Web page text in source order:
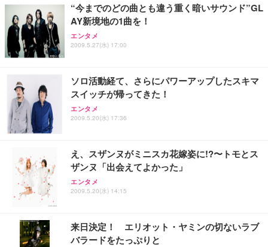
“今までのどの曲とも違う重く暗いサウンド”GL
AY新境地の1曲を！
エンタメ
2009.5.27(水) 17:00
ソロ活動経て、さらにパワーアップしたスキマ
スイッチが帰ってきた！
エンタメ
2009.5.20(水) 17:36
え、スザンヌがミニスカ花嫁姿に!?〜トモとス
ザンヌ「出会えてよかった」
エンタメ
2009.5.20(水) 14:15
来日決定！ エリオット・ヤミンの切ないラブ
バラードをたっぷりと